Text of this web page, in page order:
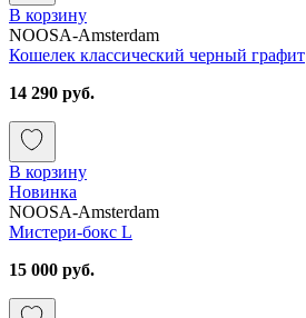
В корзину
NOOSA-Amsterdam
Кошелек классический черный графит
14 290 руб.
В корзину
Новинка
NOOSA-Amsterdam
Мистери-бокс L
15 000 руб.